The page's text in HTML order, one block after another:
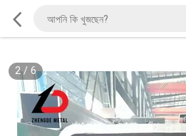
2/ 6